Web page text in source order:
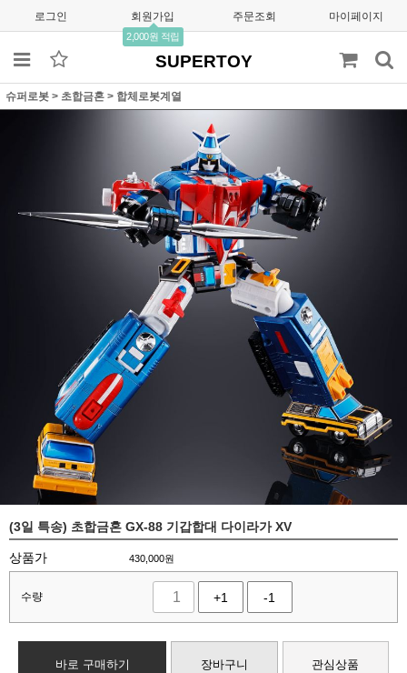
로그인 회원가입
2,000원 적립
주문조회 마이페이지
SUPERTOY
슈퍼로봇 > 초합금혼 > 합체로봇계열
(3일 특송) 초합금혼 GX-88 기갑합대 다이라가 XV
상품가 430,000원
수량 +1 -1
바로 구매하기 장바구니 관심상품